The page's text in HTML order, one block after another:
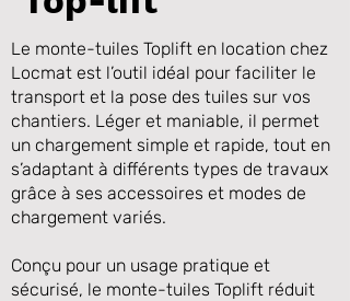
Le monte-tuiles Toplift en location chez
Locmat est l’outil idéal pour faciliter le
transport et la pose des tuiles sur vos
chantiers. Léger et maniable, il permet
un chargement simple et rapide, tout en
s’adaptant à différents types de travaux
grâce à ses accessoires et modes de
chargement variés.
Conçu pour un usage pratique et
sécurisé, le monte-tuiles Toplift réduit